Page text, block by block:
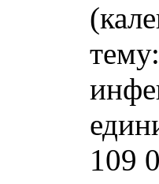
109